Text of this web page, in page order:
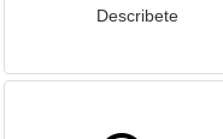
Describete